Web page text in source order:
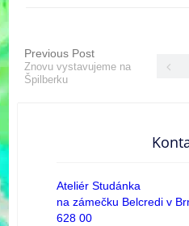
Previous Post
Znovu vystavujeme na
Špilberku
Ateliér Studánka
na zámečku Belcredi v
628 00